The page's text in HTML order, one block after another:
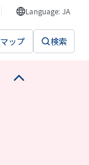
Language: JA
マップ 検索